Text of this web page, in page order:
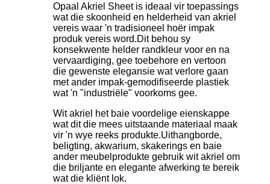
Opaal Akriel Sheet is ideaal vir toepassings
wat die skoonheid en helderheid van akriel
vereis waar 'n tradisioneel hoër impak
produk vereis word.Dit behou sy
konsekwente helder randkleur voor en na
vervaardiging, gee toebehore en vertoon
die gewenste elegansie wat verlore gaan
met ander impak-gemodifiseerde plastiek
wat 'n "industriële" voorkoms gee.
Wit akriel het baie voordelige eienskappe
wat dit die mees uitstaande materiaal maak
vir 'n wye reeks produkte.Uithangborde,
beligting, akwarium, skakerings en baie
ander meubelprodukte gebruik wit akriel om
die briljante en elegante afwerking te bereik
wat die kliënt lok.